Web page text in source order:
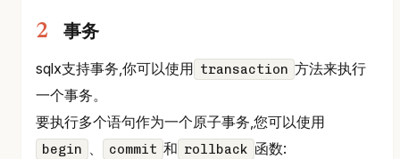
事务
sqlx支持事务,你可以使用 transaction 方法来执行
一个事务。
要执行多个语句作为一个原子事务,您可以使用
begin 、 commit 和 rollback 函数: